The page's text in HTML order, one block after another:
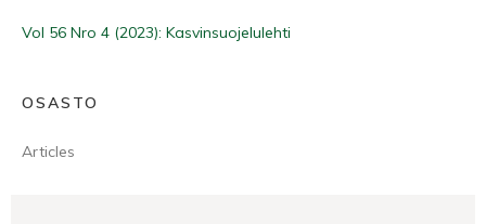
Vol 56 Nro 4 (2023): Kasvinsuojelulehti
OSASTO
Articles